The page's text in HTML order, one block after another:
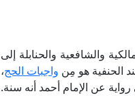
والشافعية والحنابلة إلى
الحنفية هو مِن واجبات الحج،
عن الإمام أحمد أنه سنة.